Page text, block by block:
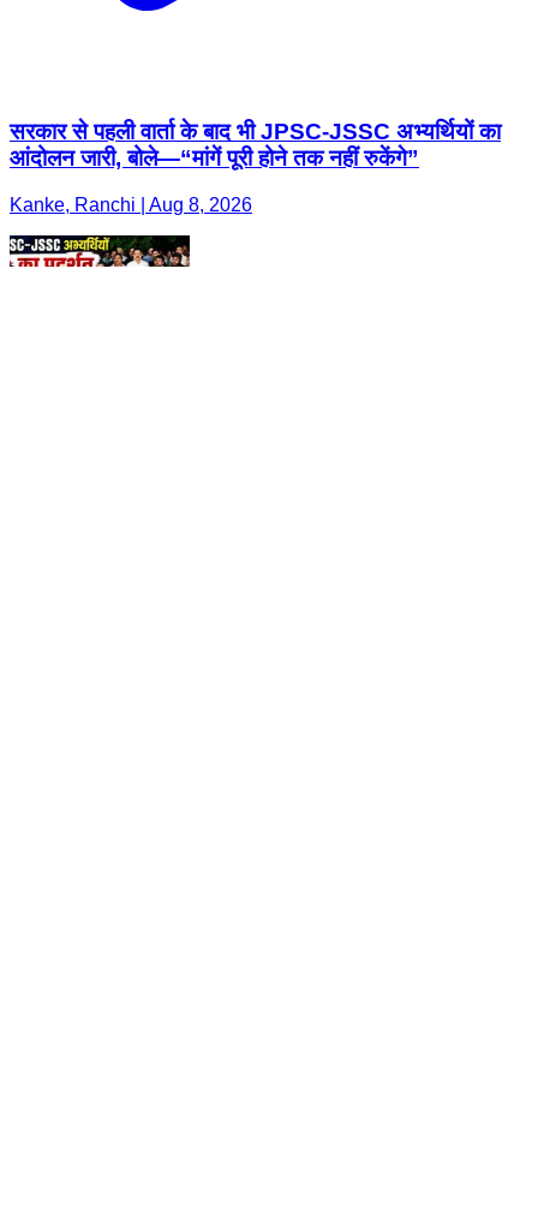
सरकार से पहली वार्ता के बाद भी JPSC-JSSC अभ्यर्थियों का
आंदोलन जारी, बोले—“मांगें पूरी होने तक नहीं रुकेंगे”
Kanke, Ranchi | Aug 8, 2026